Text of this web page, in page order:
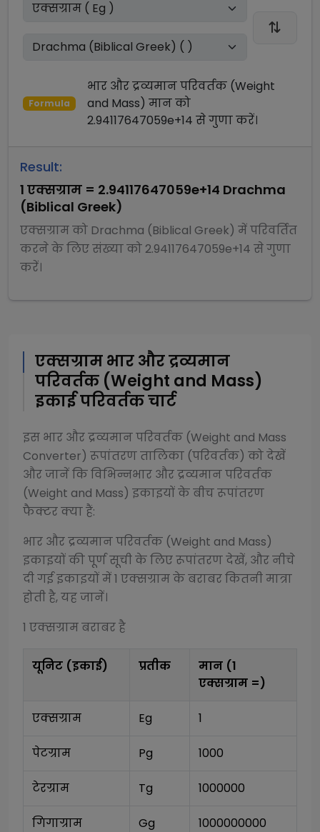
Formula
भार और द्रव्यमान परिवर्तक (Weight
and Mass) मान को
2.94117647059e+14 सेगुणाकरें।
Result:
1 एक्सग्राम = 2.94117647059e+14 Drachma
(Biblical Greek)
एक्सग्रामको Drachma (Biblical Greek) में परिवर्तित
करने के लिए संख्या को 2.94117647059e+14 सेगुणा
करें।
एक्सग्रामभार और द्रव्यमान
परिवर्तक (Weight and Mass)
इकाई परिवर्तक चार्ट
इस भार और द्रव्यमान परिवर्तक (Weight and Mass
Converter) रूपांतरण तालिका (परिवर्तक) को देखें
और जानें कि विभिन्नभार और द्रव्यमान परिवर्तक
(Weight and Mass) इकाइयों के बीच रूपांतरण
फैक्टर क्या हैं:
भार और द्रव्यमान परिवर्तक (Weight and Mass)
इकाइयों की पूर्ण सूची के लिए रूपांतरण देखें, और नीचे
दी गई इकाइयों में 1 एक्सग्रामके बराबर कितनी मात्रा
होती है, यह जानें।
1 एक्सग्रामबराबर है
यूनिट (इकाई) प्रतीक
मान (1
एक्सग्राम =)
एक्सग्राम Eg 1
पेटग्राम Pg 1000
टेरग्राम Tg 1000000
गिगाग्राम Gg 1000000000